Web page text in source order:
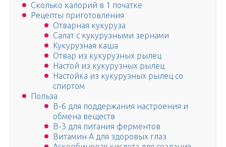
Сколько калорий в 1 початке
Рецепты приготовления
Отварная кукуруза
Салат с кукурузными зернами
Кукурузная каша
Отвар из кукурузных рылец
Настой из кукурузных рылец
Настойка из кукурузных рылец со
спиртом
Польза
B-6 для поддержания настроения и
обмена веществ
B-3 для питания ферментов
Витамин А для здоровых глаз